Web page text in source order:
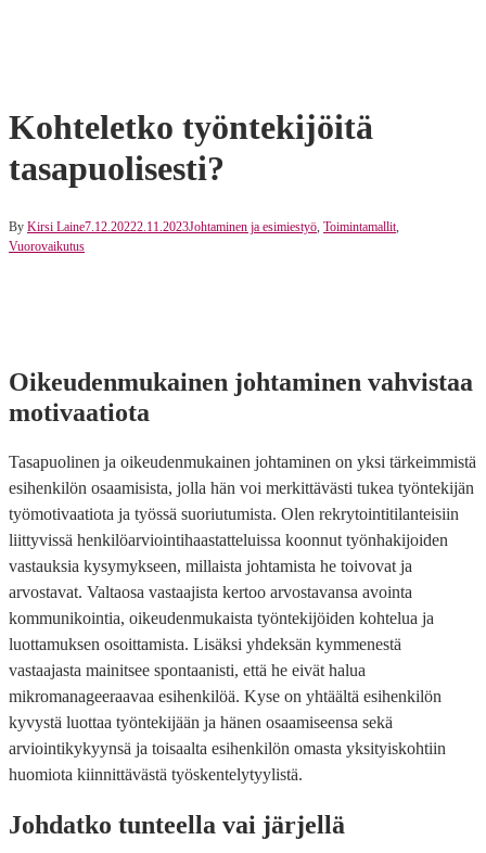
Kohteletko työntekijöitä
tasapuolisesti?
By Kirsi Laine7.12.20222.11.2023Johtaminen ja esimiestyö, Toimintamallit,
Vuorovaikutus
Oikeudenmukainen johtaminen vahvistaa
motivaatiota
Tasapuolinen ja oikeudenmukainen johtaminen on yksi tärkeimmistä
esihenkilön osaamisista, jolla hän voi merkittävästi tukea työntekijän
työmotivaatiota ja työssä suoriutumista. Olen rekrytointitilanteisiin
liittyvissä henkilöarviointihaastatteluissa koonnut työnhakijoiden
vastauksia kysymykseen, millaista johtamista he toivovat ja
arvostavat. Valtaosa vastaajista kertoo arvostavansa avointa
kommunikointia, oikeudenmukaista työntekijöiden kohtelua ja
luottamuksen osoittamista. Lisäksi yhdeksän kymmenestä
vastaajasta mainitsee spontaanisti, että he eivät halua
mikromanageeraavaa esihenkilöä. Kyse on yhtäältä esihenkilön
kyvystä luottaa työntekijään ja hänen osaamiseensa sekä
arviointikykyynsä ja toisaalta esihenkilön omasta yksityiskohtiin
huomiota kiinnittävästä työskentelytyylistä.
Johdatko tunteella vai järjellä